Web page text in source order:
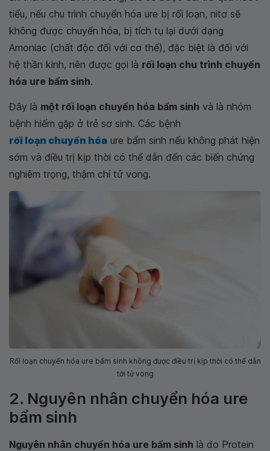
tiểu, nếu chu trình chuyển hóa ure bị rối loạn, nitơ sẽ
không được chuyển hóa, bị tích tụ lại dưới dạng
Amoniac (chất độc đối với cơ thể), đặc biệt là đối với
hệ thần kinh, nên được gọi là rối loạn chu trình chuyển
hóa ure bẩm sinh.
Đây là một rối loạn chuyển hóa bẩm sinh và là nhóm
bệnh hiếm gặp ở trẻ sơ sinh. Các bệnh
rối loạn chuyển hóa ure bẩm sinh nếu không phát hiện
sớm và điều trị kịp thời có thể dẫn đến các biến chứng
nghiêm trọng, thậm chí tử vong.
Rối loạn chuyển hóa ure bẩm sinh không được điều trị kịp thời có thể dẫn
tới tử vong
2. Nguyên nhân chuyển hóa ure
bẩm sinh
Nguyên nhân chuyển hóa ure bẩm sinh là do Protein